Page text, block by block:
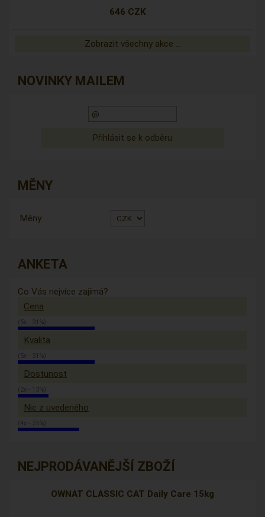
646 CZK
Zobrazit všechny akce ...
NOVINKY MAILEM
MĚNY
Měny
ANKETA
Co Vás nejvíce zajímá?
Cena
(5x - 31%)
Kvalita
(5x - 31%)
Dostunost
(2x - 13%)
Nic z uvedeného
(4x - 25%)
NEJPRODÁVANĚJŠÍ ZBOŽÍ
OWNAT CLASSIC CAT Daily Care 15kg